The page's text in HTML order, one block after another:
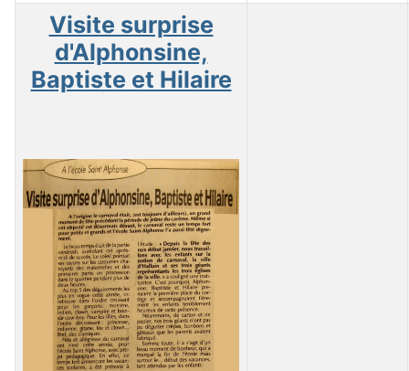
Visite surprise
d'Alphonsine,
Baptiste et Hilaire